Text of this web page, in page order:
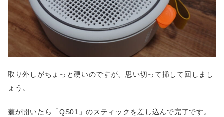
取り外しがちょっと硬いのですが、思い切って挿して回しまし
ょう。
蓋が開いたら「QS01」のスティックを差し込んで完了です。